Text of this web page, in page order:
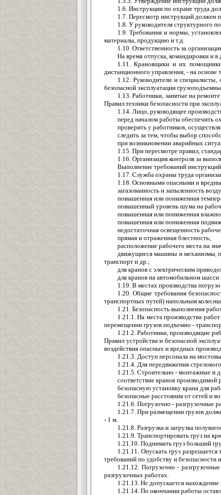
1.6. Инструкции по охране труда
1.7. Пересмотр инструкций должен
1.8. У руководителя структурного
1.9. Требования и нормы,
материалы, продукцию и т.д.
1.10. Ответственность за
На время отпуска, командировки и
1.11. Крановщики и их
дистанционного управления, - на
1.12. Руководители и
безопасной эксплуатации
1.13. Работники, занятые на
Правил техники безопасности при
1.14. Лицо, руководящее
перед началом работы обеспечить
проверить у работников,
следить за тем, чтобы выбор
при возникновении аварийных
1.15. При пересмотре правил,
1.16. Организация контроля за
Выполнение требований
1.17. Служба охраны труда
1.18. Основными опасными и
загазованность и запыленность
повышенная или пониженная
повышенный уровень шума на
повышенная или пониженная
повышенная или пониженная
недостаточная освещенность
прямая и отраженная блестность;
расположение рабочего места на
движущиеся машины и механизмы,
транспорт и др.;
для кранов с электрическим
для кранов на автомобильном шасси
1.19. В местах производства
1.20. Общие требования
транспортных путей) напольным
1.21. Безопасность выполнения
1.21.1. На места производства
перемещении грузов подъемно -
1.21.2. Работники, производящие
Правил устройства и безопасной
воздействия опасных и вредных
1.21.3. Доступ персонала на
1.21.4. Для передвижения
1.21.5. Строительно - монтажные и
соответствие кранов
безопасную установку крана для
безопасные расстояния от сетей и
1.21.6. Погрузочно - разгрузочные
1.21.7. При размещении грузов
- 1 м.
1.21.8. Разгрузка и загрузка
1.21.9. Транспортировать груз на
1.21.10. Поднимать груз больший
1.21.11. Опускать груз
требований по удобству и безопасности
1.21.12. Погрузочно -
разгрузочных работах.
1.21.13. Не допускается
1.21.14. По окончании работы